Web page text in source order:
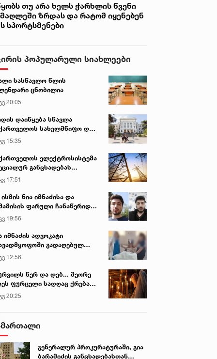
თუ არა ხელს ჭარხლის წვენი
ზრდას და რატომ იყენებენ
სპორტსმენები
პოპულარული სიახლეები
სასწავლო წლის
ცნობილია
20:05
დაიწყება სწავლა
სახელმწიფო და
უნივერსიტეტებში
15:35
ელექტროსისტემა
განცხადებას
17:51
ნია იმნაძისა და
ფარული ჩანაწერიდან
ავალიანის მკვლელობის
19:56
იმნაძის ადვოკატი
გადაღებულ
ავრცელებს
12:56
წერ და დებ... მეორე
ფურცელი სადღაც ქრება
სურვილი სრულდება...“ -
ტაძარი შიდა
20:25
გენერალურ პროკურატურაში, გია
ბარამიძის განცხადებასთან